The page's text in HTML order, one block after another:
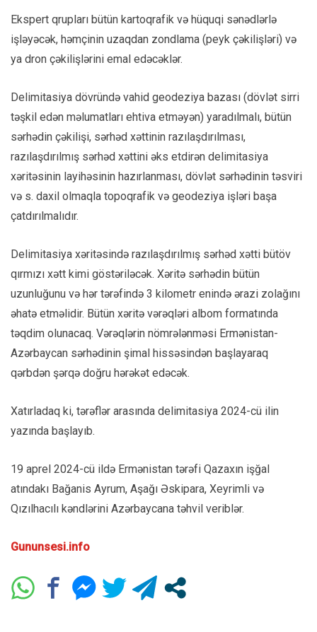
Ekspert qrupları bütün kartoqrafik və hüquqi sənədlərlə
işləyəcək, həmçinin uzaqdan zondlama (peyk çəkilişləri) və
ya dron çəkilişlərini emal edəcəklər.
Delimitasiya dövründə vahid geodeziya bazası (dövlət sirri
təşkil edən məlumatları ehtiva etməyən) yaradılmalı, bütün
sərhədin çəkilişi, sərhəd xəttinin razılaşdırılması,
razılaşdırılmış sərhəd xəttini əks etdirən delimitasiya
xəritəsinin layihəsinin hazırlanması, dövlət sərhədinin təsviri
və s. daxil olmaqla topoqrafik və geodeziya işləri başa
çatdırılmalıdır.
Delimitasiya xəritəsində razılaşdırılmış sərhəd xətti bütöv
qırmızı xətt kimi göstəriləcək. Xəritə sərhədin bütün
uzunluğunu və hər tərəfində 3 kilometr enində ərazi zolağını
əhatə etməlidir. Bütün xəritə vərəqləri albom formatında
təqdim olunacaq. Vərəqlərin nömrələnməsi Ermənistan-
Azərbaycan sərhədinin şimal hissəsindən başlayaraq
qərbdən şərqə doğru hərəkət edəcək.
Xatırladaq ki, tərəflər arasında delimitasiya 2024-cü ilin
yazında başlayıb.
19 aprel 2024-cü ildə Ermənistan tərəfi Qazaxın işğal
atındakı Bağanis Ayrum, Aşağı Əskipara, Xeyrimli və
Qızılhacılı kəndlərini Azərbaycana təhvil veriblər.
Gununsesi.info